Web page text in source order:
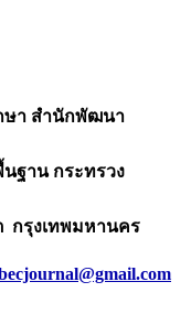
ษา สำนักพัฒนา
ฐาน กระทรวง
กรุงเทพมหานคร